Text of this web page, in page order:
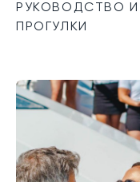
РУКОВОДСТВО
ПРОГУЛКИ